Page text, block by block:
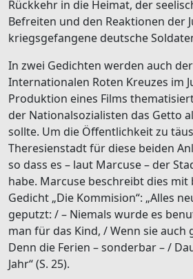
Rückkehr in die Heimat, der
Befreiten und den Reaktionen der
kriegsgefangene deutsche
In zwei Gedichten werden auch
Internationalen Roten Kreuzes im
Produktion eines Films
der Nationalsozialisten das Getto
sollte. Um die Öffentlichkeit zu
Theresienstadt für diese beiden
so dass es – laut Marcuse – der
habe. Marcuse beschreibt dies
Gedicht „Die Kommision“: „Alles
geputzt: / – Niemals wurde es
man für das Kind, / Wenn sie auch
Denn die Ferien – sonderbar – /
Jahr“ (S. 25).